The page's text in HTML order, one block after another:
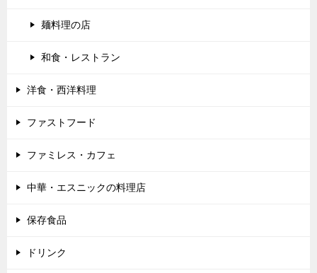
麺料理の店
和食・レストラン
洋食・西洋料理
ファストフード
ファミレス・カフェ
中華・エスニックの料理店
保存食品
ドリンク